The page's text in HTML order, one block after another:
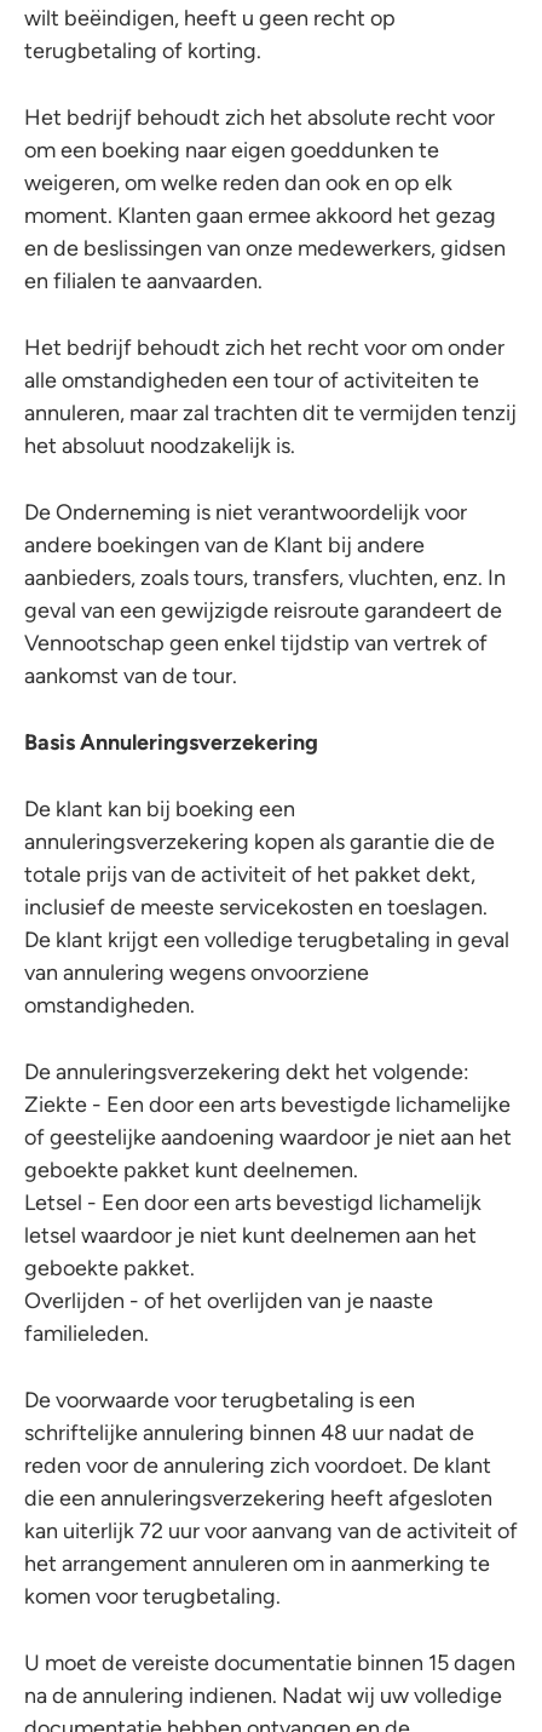
wilt beëindigen, heeft u geen recht op
terugbetaling of korting.
Het bedrijf behoudt zich het absolute recht voor
om een boeking naar eigen goeddunken te
weigeren, om welke reden dan ook en op elk
moment. Klanten gaan ermee akkoord het gezag
en de beslissingen van onze medewerkers, gidsen
en filialen te aanvaarden.
Het bedrijf behoudt zich het recht voor om onder
alle omstandigheden een tour of activiteiten te
annuleren, maar zal trachten dit te vermijden tenzij
het absoluut noodzakelijk is.
De Onderneming is niet verantwoordelijk voor
andere boekingen van de Klant bij andere
aanbieders, zoals tours, transfers, vluchten, enz. In
geval van een gewijzigde reisroute garandeert de
Vennootschap geen enkel tijdstip van vertrek of
aankomst van de tour.
Basis Annuleringsverzekering
De klant kan bij boeking een
annuleringsverzekering kopen als garantie die de
totale prijs van de activiteit of het pakket dekt,
inclusief de meeste servicekosten en toeslagen.
De klant krijgt een volledige terugbetaling in geval
van annulering wegens onvoorziene
omstandigheden.
De annuleringsverzekering dekt het volgende:
Ziekte - Een door een arts bevestigde lichamelijke
of geestelijke aandoening waardoor je niet aan het
geboekte pakket kunt deelnemen.
Letsel - Een door een arts bevestigd lichamelijk
letsel waardoor je niet kunt deelnemen aan het
geboekte pakket.
Overlijden - of het overlijden van je naaste
familieleden.
De voorwaarde voor terugbetaling is een
schriftelijke annulering binnen 48 uur nadat de
reden voor de annulering zich voordoet. De klant
die een annuleringsverzekering heeft afgesloten
kan uiterlijk 72 uur voor aanvang van de activiteit of
het arrangement annuleren om in aanmerking te
komen voor terugbetaling.
U moet de vereiste documentatie binnen 15 dagen
na de annulering indienen. Nadat wij uw volledige